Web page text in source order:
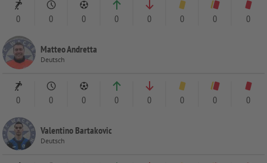
0 0 0 0 0 0 0 0
Matteo Andretta
Deutsch
0 0 0 0 0 0 0 0
Valentino Bartakovic
Deutsch